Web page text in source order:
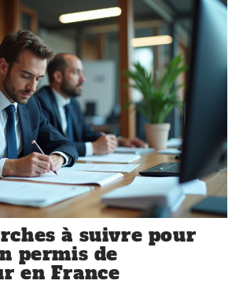
à suivre pour
permis de
en France